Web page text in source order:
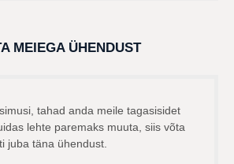
MEIEGA ÜHENDUST
tahad anda meile tagasisidet
lehte paremaks muuta, siis võta
juba täna ühendust.